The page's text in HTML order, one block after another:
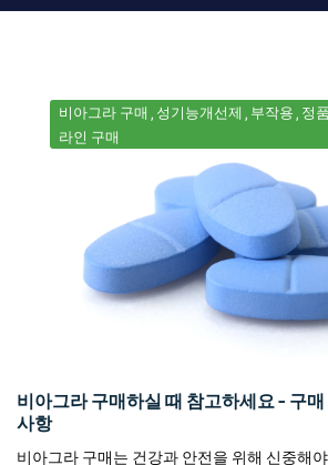
비아그라 구매 성기능개선제 부작용 정
라인 구매
비아그라 구매하실 때 참고하세요 - 구
사항
비아그라 구매는 건강과 안전을 위해 신중해